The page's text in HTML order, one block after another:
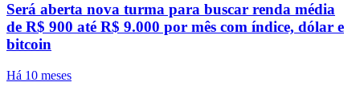
Será aberta nova turma para buscar renda média
de R$ 900 até R$ 9.000 por mês com índice, dólar e
bitcoin
Há 10 meses